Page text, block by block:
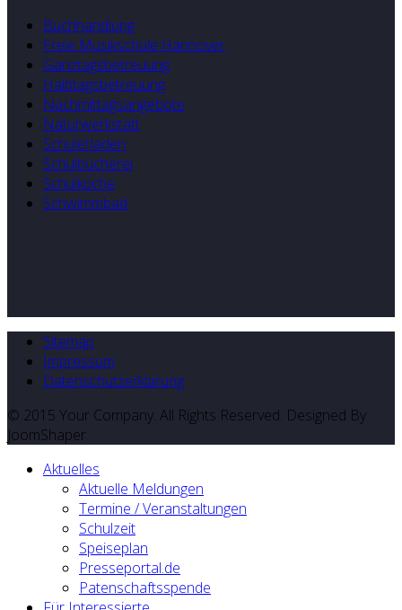
Buchhandlung
Freie Musikschule Hannover
Ganztagsbetreuung
Halbtagsbetreuung
Nachmittagsangebote
Naturwerkstatt
Schülerladen
Schulbücherei
Schulküche
Schwimmbad
Sitemap
Impressum
Datenschutzerklärung
© 2015 Your Company. All Rights Reserved. Designed By
JoomShaper
Aktuelles
Aktuelle Meldungen
Termine / Veranstaltungen
Schulzeit
Speiseplan
Presseportal.de
Patenschaftsspende